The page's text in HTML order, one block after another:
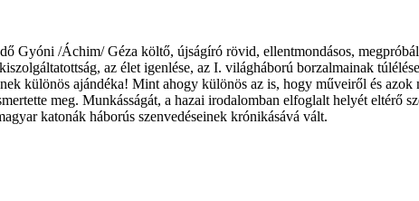
Gyóni /Áchim/ Géza költő, újságíró rövid, ellentmondásos,
az élet igenlése, az I. világháború borzalmainak
különös ajándéka! Mint ahogy különös az is, hogy műveiről és
meg. Munkásságát, a hazai irodalomban elfoglalt helyét eltérő
katonák háborús szenvedéseinek krónikásává vált.